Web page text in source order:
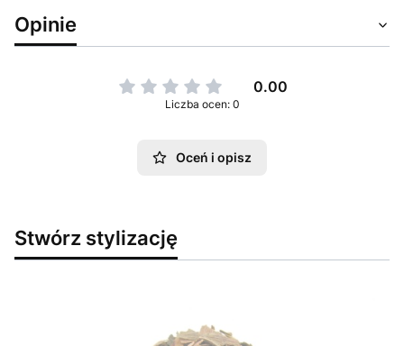
Opinie
0.00
Liczba ocen: 0
Oceń i opisz
Stwórz stylizację